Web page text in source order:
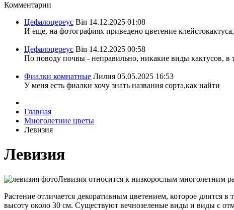
Комментарии
Цефалоцереус Bin 14.12.2025 01:08
И еще, на фотографиях приведено цветение
Цефалоцереус Bin 14.12.2025 00:58
По поводу почвы - неправильно, никакие виды кактусов,
Фиалки комнатные Лилия 05.05.2025 16:53
У меня есть фиалки хочу знать названия сорта,как найти
Главная
Многолетние цветы
Левизия
Левизия
Левизия относится к низкорослым многолетним
Растение отличается декоративным цветением, которое длится
высоту около 30 см. Существуют вечнозеленые виды и виды с